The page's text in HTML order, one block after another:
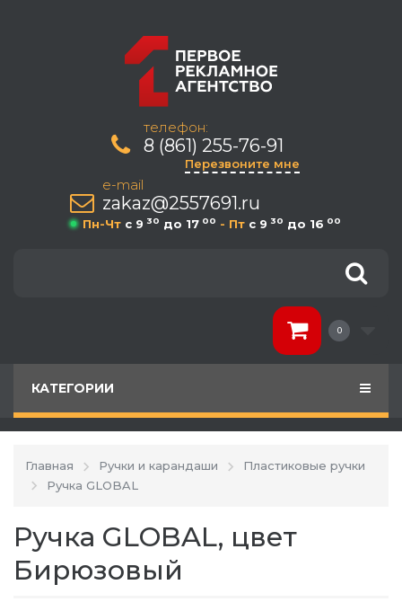
телефон:
8 (861) 255-76-91
Перезвоните мне
e-mail
zakaz@2557691.ru
Пн-Чт c 9 30 до 17 00 - Пт c 9 30 до 16 00
0
КАТЕГОРИИ
Главная Ручки и карандаши
Пластиковые ручки
Ручка GLOBAL
Ручка GLOBAL, цвет
Бирюзовый